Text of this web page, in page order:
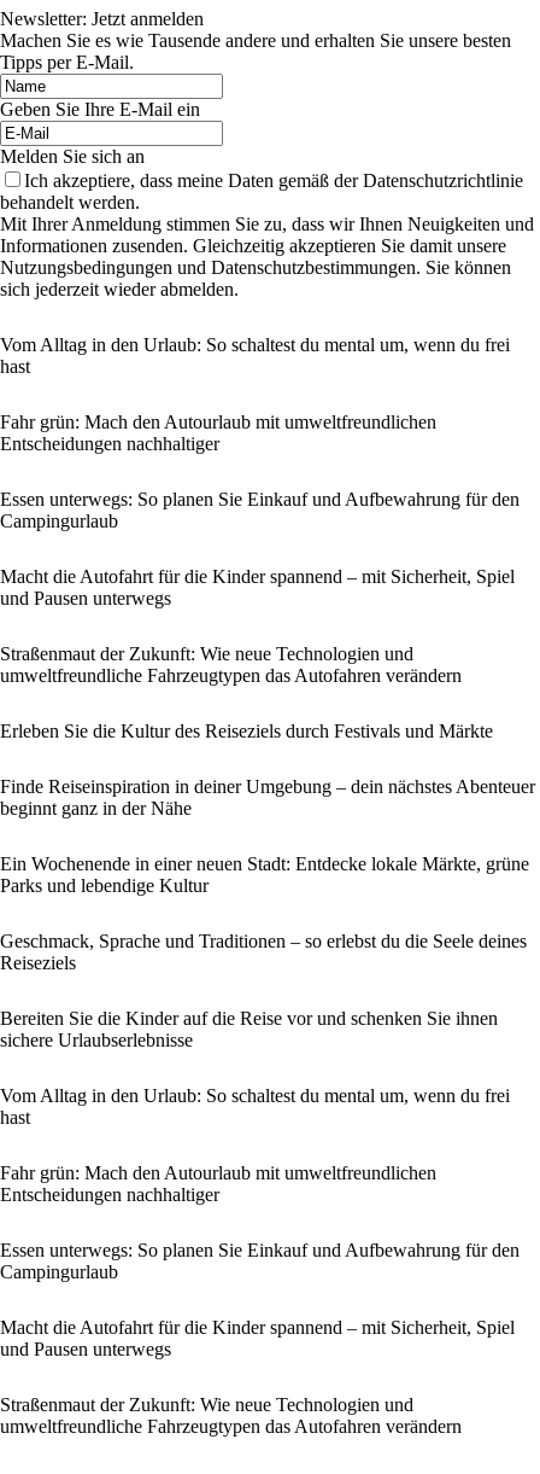
Newsletter: Jetzt anmelden
Machen Sie es wie Tausende andere und erhalten Sie unsere besten
Tipps per E-Mail.
Geben Sie Ihre E-Mail ein
Melden Sie sich an
Ich akzeptiere, dass meine Daten gemäß der Datenschutzrichtlinie
behandelt werden.
Mit Ihrer Anmeldung stimmen Sie zu, dass wir Ihnen Neuigkeiten und
Informationen zusenden. Gleichzeitig akzeptieren Sie damit unsere
Nutzungsbedingungen und Datenschutzbestimmungen. Sie können
sich jederzeit wieder abmelden.
Vom Alltag in den Urlaub: So schaltest du mental um, wenn du frei
hast
Fahr grün: Mach den Autourlaub mit umweltfreundlichen
Entscheidungen nachhaltiger
Essen unterwegs: So planen Sie Einkauf und Aufbewahrung für den
Campingurlaub
Macht die Autofahrt für die Kinder spannend – mit Sicherheit, Spiel
und Pausen unterwegs
Straßenmaut der Zukunft: Wie neue Technologien und
umweltfreundliche Fahrzeugtypen das Autofahren verändern
Erleben Sie die Kultur des Reiseziels durch Festivals und Märkte
Finde Reiseinspiration in deiner Umgebung – dein nächstes Abenteuer
beginnt ganz in der Nähe
Ein Wochenende in einer neuen Stadt: Entdecke lokale Märkte, grüne
Parks und lebendige Kultur
Geschmack, Sprache und Traditionen – so erlebst du die Seele deines
Reiseziels
Bereiten Sie die Kinder auf die Reise vor und schenken Sie ihnen
sichere Urlaubserlebnisse
Vom Alltag in den Urlaub: So schaltest du mental um, wenn du frei
hast
Fahr grün: Mach den Autourlaub mit umweltfreundlichen
Entscheidungen nachhaltiger
Essen unterwegs: So planen Sie Einkauf und Aufbewahrung für den
Campingurlaub
Macht die Autofahrt für die Kinder spannend – mit Sicherheit, Spiel
und Pausen unterwegs
Straßenmaut der Zukunft: Wie neue Technologien und
umweltfreundliche Fahrzeugtypen das Autofahren verändern